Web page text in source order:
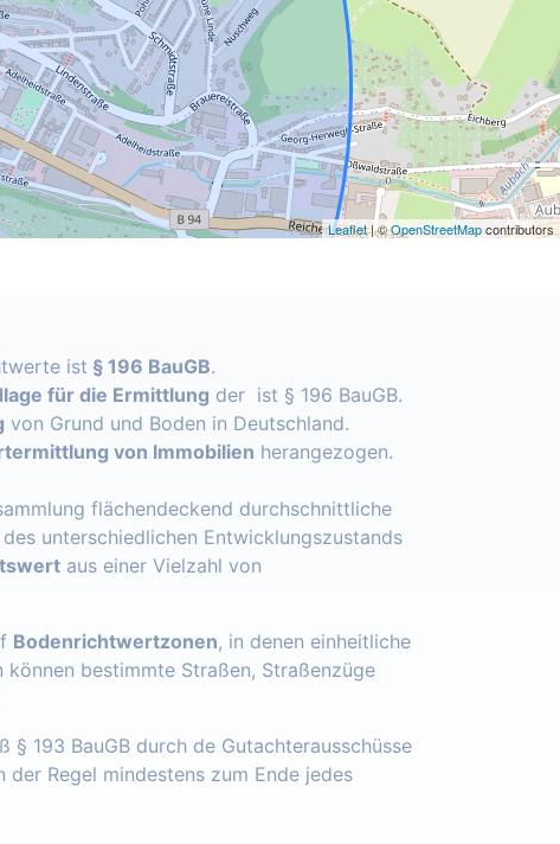
Leaflet| ©OpenStreetMapcontributors
ist § 196 BauGB.
für die Ermittlung der ist § 196 BauGB.
von Grund und Boden in Deutschland.
von Immobilien herangezogen.
flächendeckend durchschnittliche
unterschiedlichen Entwicklungszustands
aus einer Vielzahl von
Bodenrichtwertzonen, in denen einheitliche
bestimmte Straßen, Straßenzüge
193 BauGB durch de Gutachterausschüsse
Regel mindestens zum Ende jedes